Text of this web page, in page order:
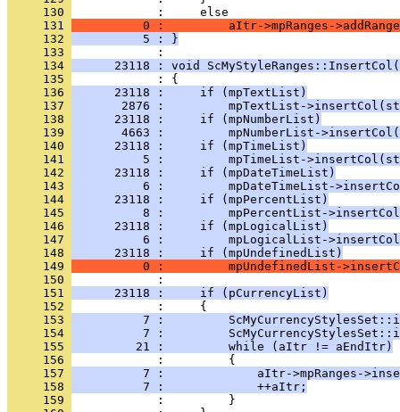
     130
     131
0 :         aItr->mpRanges-
     132
          5 : }
     133
     134
23118 : void
     135
     136
      23118 :     if (mpTextList)
     137
2876 :         mpTextList-
     138
      23118 :     if (mpNumberList)
     139
4663 :         mpNumberList-
     140
      23118 :     if (mpTimeList)
     141
5 :         mpTimeList-
     142
      23118 :     if (mpDateTimeList)
     143
6 :         mpDateTimeList-
     144
      23118 :     if (mpPercentList)
     145
8 :         mpPercentList-
     146
      23118 :     if (mpLogicalList)
     147
6 :         mpLogicalList-
     148
      23118 :     if (mpUndefinedList)
     149
0 :         mpUndefinedList-
     150
     151
      23118 :     if (pCurrencyList)
     152
     153
7 :
     154
7 :
     155
         21 :         while (aItr != aEndItr)
     156
     157
7 :             aItr->mpRanges-
     158
          7 :             ++aItr;
     159